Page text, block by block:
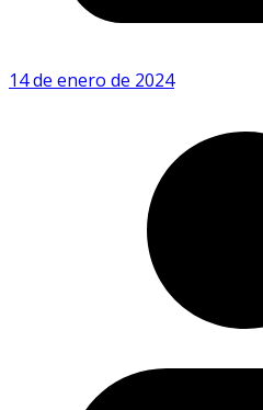
14 de enero de 2024